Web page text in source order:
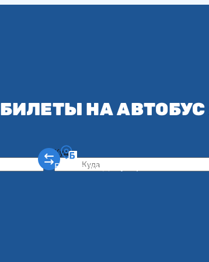
БИЛЕТЫ НА
Куда
Ростов-на-Дону